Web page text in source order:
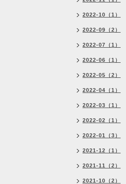
2022-10（1）
2022-09（2）
2022-07（1）
2022-06（1）
2022-05（2）
2022-04（1）
2022-03（1）
2022-02（1）
2022-01（3）
2021-12（1）
2021-11（2）
2021-10（2）